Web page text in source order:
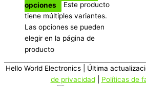
opciones
Este producto
tiene múltiples variantes.
Las opciones se pueden
elegir en la página de
producto
Hello World Electronics| Última
de privacidad| Políticas de